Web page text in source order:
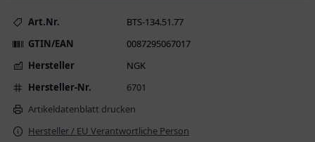
Art.Nr.
BTS-134.51.77
GTIN/EAN
0087295067017
Hersteller
NGK
Hersteller-Nr.
6701
Artikeldatenblatt drucken
Hersteller / EU Verantwortliche Person